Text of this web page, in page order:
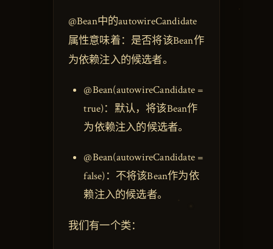
@Bean中的autowireCandidate
属性意味着：是否将该Bean作
为依赖注入的候选者。
@Bean(autowireCandidate =
true)：默认，将该Bean作
为依赖注入的候选者。
@Bean(autowireCandidate =
false)：不将该Bean作为依
赖注入的候选者。
我们有一个类：